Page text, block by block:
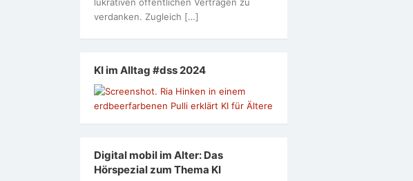
verdanken. Zugleich […]
KI im Alltag #dss 2024
Digital mobil im Alter: Das
Hörspezial zum Thema KI